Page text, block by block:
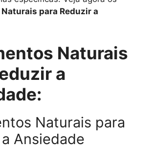
para Reduzir a
Naturais
a
Naturais para
Ansiedade